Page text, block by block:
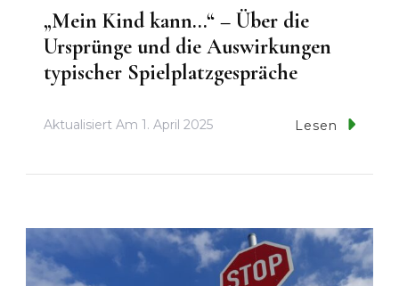
„Mein Kind kann…“ – Über die
Ursprünge und die Auswirkungen
typischer Spielplatzgespräche
Aktualisiert Am 1. April 2025 Lesen